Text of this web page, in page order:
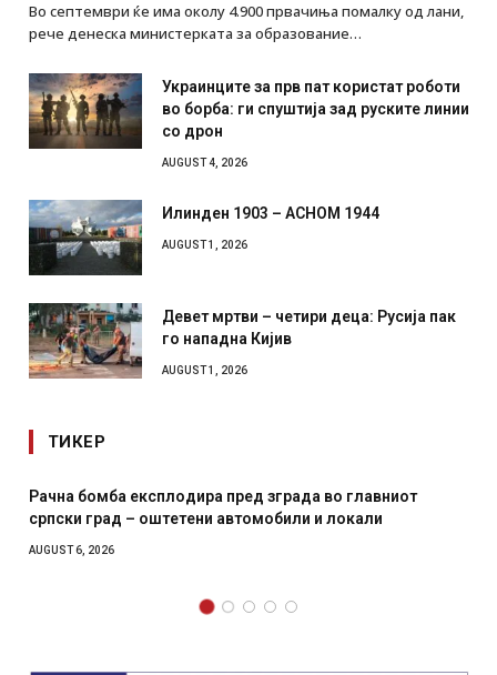
Во септември ќе има околу 4.900 првачиња помалку од лани,
рече денеска министерката за образование…
Украинците за прв пат користат роботи
во борба: ги спуштија зад руските линии
со дрон
AUGUST 4, 2026
Илинден 1903 – АСНОМ 1944
AUGUST 1, 2026
Девет мртви – четири деца: Русија пак
го нападна Кијив
AUGUST 1, 2026
ТИКЕР
И Данска се милитарилизира – воведува нова 11-
месечна воена
AUGUST 4, 2026